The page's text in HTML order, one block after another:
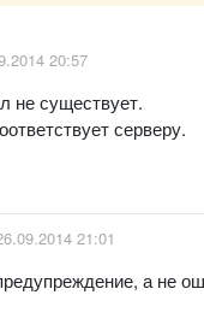
20:57
не существует.
серверу.
21:01
а не